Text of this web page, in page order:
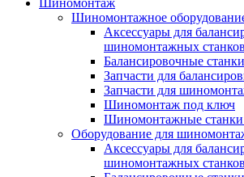
Шиномонтаж
Шиномонтажное
Аксессуары для
шиномонтажных
Балансировочные
Запчасти для
Запчасти для
Шиномонтаж под ключ
Шиномонтажные
Оборудование для
Аксессуары для
шиномонтажных